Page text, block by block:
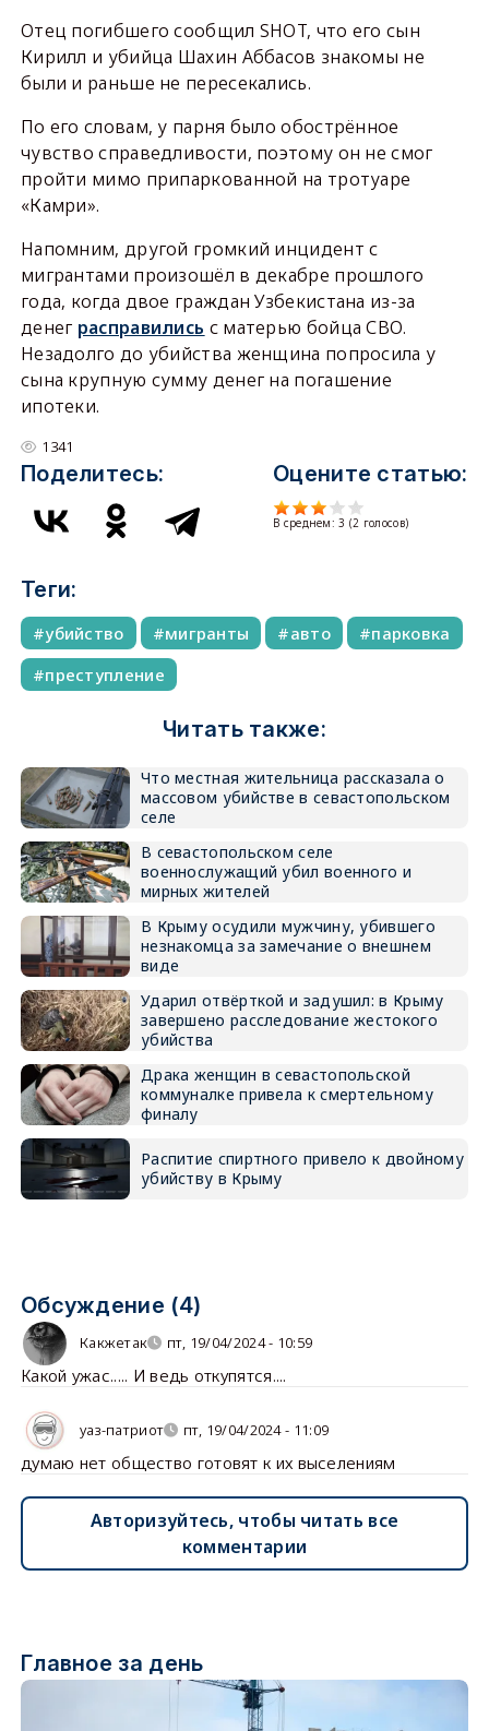
Отец погибшего сообщил SHOT, что его сын
Кирилл и убийца Шахин Аббасов знакомы не
были и раньше не пересекались.
По его словам, у парня было обострённое
чувство справедливости, поэтому он не смог
пройти мимо припаркованной на тротуаре
«Камри».
Напомним, другой громкий инцидент с
мигрантами произошёл в декабре прошлого
года, когда двое граждан Узбекистана из-за
денег расправились с матерью бойца СВО.
Незадолго до убийства женщина попросила у
сына крупную сумму денег на погашение
ипотеки.
1341
Поделитесь: Оцените статью:
В среднем:3 (2 голосов)
Теги:
убийство мигранты авто
парковка
преступление
Читать также:
Что местная жительница рассказала о
массовом убийстве в севастопольском
селе
В севастопольском селе
военнослужащий убил военного и
мирных жителей
В Крыму осудили мужчину, убившего
незнакомца за замечание о внешнем
виде
Ударил отвёрткой и задушил: в Крыму
завершено расследование жестокого
убийства
Драка женщин в севастопольской
коммуналке привела к смертельному
финалу
Распитие спиртного привело к двойному
убийству в Крыму
Обсуждение (4)
Какжетак пт, 19/04/2024 - 10:59
Какой ужас..... И ведь откупятся....
уаз-патриот пт, 19/04/2024 - 11:09
думаю нет общество готовят к их выселениям
Авторизуйтесь, чтобы читать все
комментарии
Главное за день